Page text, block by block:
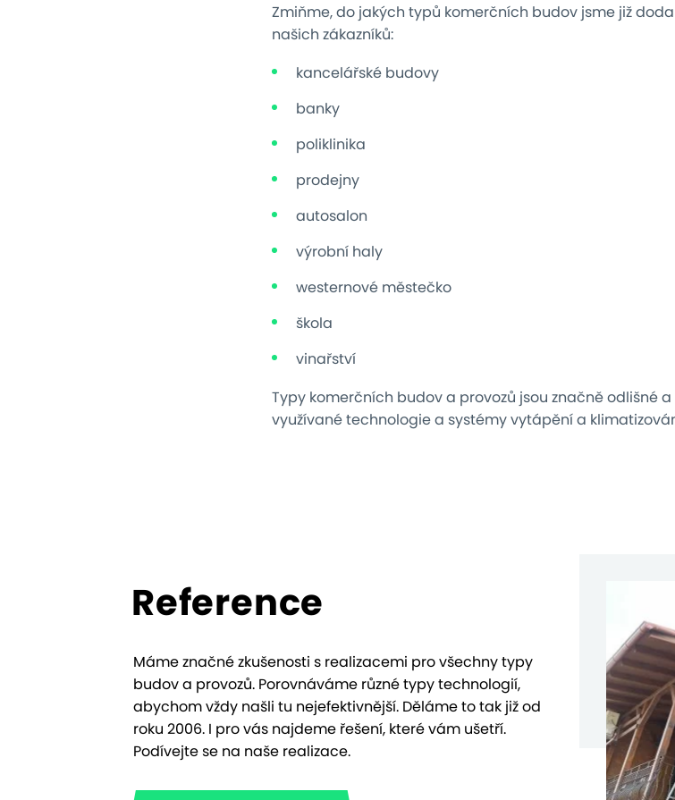
Zmiňme, do jakých typů komerčních budov jsme již
našich zákazníků:
kancelářské budovy
banky
poliklinika
prodejny
autosalon
výrobní haly
westernové městečko
škola
vinařství
Typy komerčních budov a provozů jsou značně odlišné
využívané technologie a systémy vytápění a
Reference
Máme značné zkušenosti s realizacemi pro všechny typy
budov a provozů. Porovnáváme různé typy technologií,
abychom vždy našli tu nejefektivnější. Děláme to tak již od
roku 2006. I pro vás najdeme řešení, které vám ušetří.
Podívejte se na naše realizace.